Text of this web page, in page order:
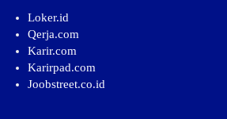
Loker.id
Qerja.com
Karir.com
Karirpad.com
Joobstreet.co.id